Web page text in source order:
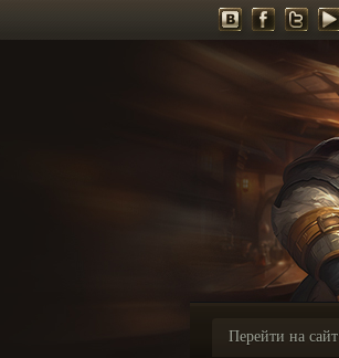
Перейти на сайт